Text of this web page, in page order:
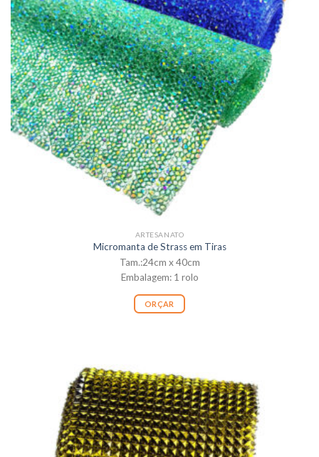
ARTESANATO
Micromanta de Strass em Tiras
Tam.:24cm x 40cm
Embalagem: 1 rolo
ORÇAR